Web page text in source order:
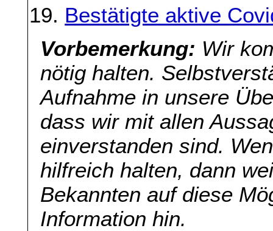
Bestätigte aktive
Vorbemerkung: Wir
nötig halten.
Aufnahme in unsere
dass wir mit allen
einverstanden sind.
hilfreich halten, dann
Bekannten auf diese
Information hin.